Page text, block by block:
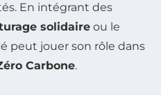
En intégrant des
solidaire ou le
peut jouer son rôle dans
Carbone.